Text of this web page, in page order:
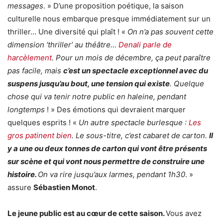
messages. » D’une proposition poétique, la saison
culturelle nous embarque presque immédiatement sur un
thriller… Une diversité qui plaît ! « On n’a pas souvent cette
dimension ‘thriller’ au théâtre… Denali parle de
harcèlement. Pour un mois de décembre, ça peut paraître
pas facile, mais c’est un spectacle exceptionnel avec du
suspens jusqu’au bout, une tension qui existe. Quelque
chose qui va tenir notre public en haleine, pendant
longtemps ! » Des émotions qui devraient marquer
quelques esprits ! « Un autre spectacle burlesque : Les
gros patinent bien. Le sous-titre, c’est cabaret de carton. Il
y a une ou deux tonnes de carton qui vont être présents
sur scène et qui vont nous permettre de construire une
histoire. On va rire jusqu’aux larmes, pendant 1h30. »
assure Sébastien Monot.
Le jeune public est au cœur de cette saison.Vous avez